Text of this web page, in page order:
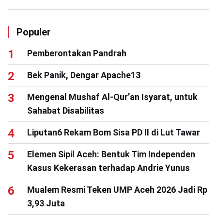
Populer
Pemberontakan Pandrah
Bek Panik, Dengar Apache13
Mengenal Mushaf Al-Qur’an Isyarat, untuk
Sahabat Disabilitas
Liputan6 Rekam Bom Sisa PD II di Lut Tawar
Elemen Sipil Aceh: Bentuk Tim Independen
Kasus Kekerasan terhadap Andrie Yunus
Mualem Resmi Teken UMP Aceh 2026 Jadi Rp
3,93 Juta